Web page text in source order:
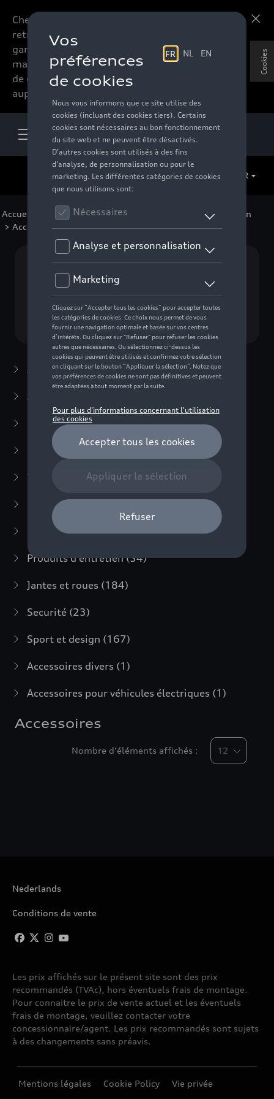
Chers accessoires-lovers,
retrouvez dorénavant toute la
gamme d’accessoires de votre
marque préférée sous forme
de catalogue à commander
auprès de votre distributeur.
FR
Accueil Pour votre Audi >
Casual Collection
> Accessoires
Aucun modèle sélectionné (Tout afficher)
Choisissez un modèle
Accessoires d'été(7)
Accessoires d'hiver
Packs(38)
E-mobilité
Transport (94)
Confort et protection
Multimédia(14)
Produits d'entretien(54)
Jantes et roues (184)
Securité (23)
Sport et design (167)
Accessoires divers (1)
Accessoires pour véhicules électriques (1)
Accessoires
Nombre d'éléments affichés :
Nederlands
Conditions de vente
Les prix affichés sur le présent site sont des prix
recommandés (TVAc), hors éventuels frais de montage.
Pour connaitre le prix de vente actuel et les éventuels
frais de montage, veuillez contacter votre
concessionnaire/agent. Les prix recommandés sont sujets
à des changements sans préavis.
Mentions légales Cookie Policy Vie privée
Cookies